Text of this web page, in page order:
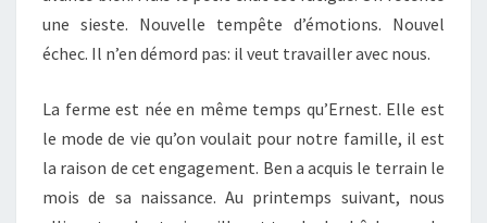
une sieste. Nouvelle tempête d’émotions. Nouvel
échec. Il n’en démord pas: il veut travailler avec nous.
La ferme est née en même temps qu’Ernest. Elle est
le mode de vie qu’on voulait pour notre famille, il est
la raison de cet engagement. Ben a acquis le terrain le
mois de sa naissance. Au printemps suivant, nous